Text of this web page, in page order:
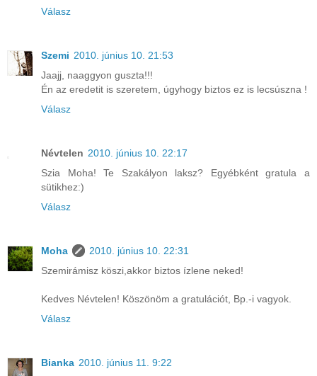
Válasz
Szemi 2010. június 10. 21:53
Jaajj, naaggyon guszta!!!
Én az eredetit is szeretem, úgyhogy biztos ez is lecsúszna !
Válasz
Névtelen 2010. június 10. 22:17
Szia Moha! Te Szakályon laksz? Egyébként gratula a
sütikhez:)
Válasz
Moha
2010. június 10. 22:31
Szemirámisz köszi,akkor biztos ízlene neked!
Kedves Névtelen! Köszönöm a gratulációt, Bp.-i vagyok.
Válasz
Bianka 2010. június 11. 9:22